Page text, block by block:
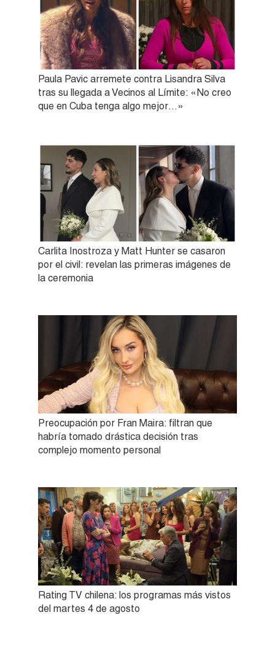
Paula Pavic arremete contra Lisandra Silva
tras su llegada a Vecinos al Límite: «No creo
que en Cuba tenga algo mejor…»
Carlita Inostroza y Matt Hunter se casaron
por el civil: revelan las primeras imágenes de
la ceremonia
Preocupación por Fran Maira: filtran que
habría tomado drástica decisión tras
complejo momento personal
Rating TV chilena: los programas más vistos
del martes 4 de agosto